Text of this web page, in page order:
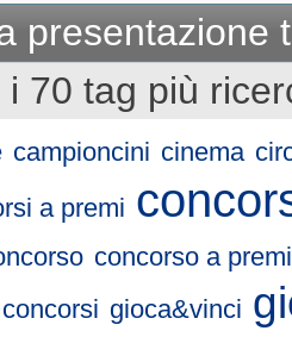
presentazione
70 tag più
campioncini cinema
a premi
concorso a premi
gioca&vinci